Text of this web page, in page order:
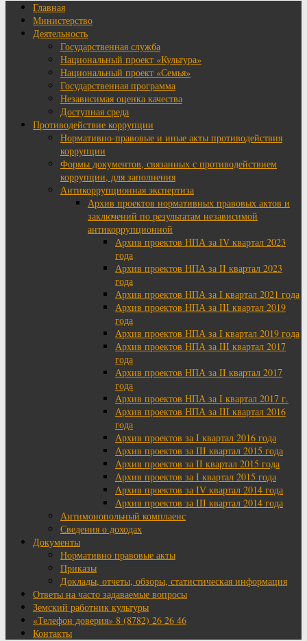
Главная
Министерство
Деятельность
Государственная служба
Национальный проект «Культура»
Национальный проект «Семья»
Государственная программа
Независимая оценка качества
Доступная среда
Противодействие коррупции
Нормативно-правовые и иные акты противодействия
коррупции
Формы документов, связанных с противодействием
коррупции, для заполнения
Антикоррупционная экспертиза
Архив проектов нормативных правовых актов и
заключений по результатам независимой
антикоррупционной
Архив проектов НПА за IV квартал 2023
года
Архив проектов НПА за II квартал 2023
года
Архив проектов НПА за I квартал 2021 года
Архив проектов НПА за III квартал 2019
года
Архив проектов НПА за I квартал 2019 года
Архив проектов НПА за III квартал 2017
года
Архив проектов НПА за II квартал 2017
года
Архив проектов НПА за I квартал 2017 г.
Архив проектов НПА за III квартал 2016
года
Архив проектов за I квартал 2016 года
Архив проектов за III квартал 2015 года
Архив проектов за II квартал 2015 года
Архив проектов за I квартал 2015 года
Архив проектов за IV квартал 2014 года
Архив проектов за III квартал 2014 года
Антимонопольный комплаенс
Сведения о доходах
Документы
Нормативно правовые акты
Приказы
Доклады, отчеты, обзоры, статистическая информация
Ответы на часто задаваемые вопросы
Земский работник культуры
«Телефон доверия» 8 (8782) 26 26 46
Контакты